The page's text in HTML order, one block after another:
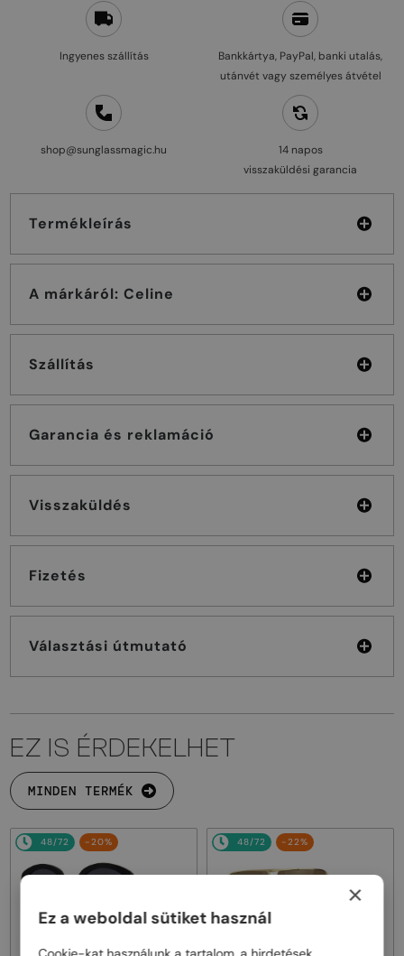
Ingyenes szállítás
Bankkártya, PayPal, banki utalás,
utánvét vagy személyes átvétel
shop@sunglassmagic.hu
14 napos
visszaküldési garancia
Termékleírás
A márkáról: Celine
Szállítás
Garancia és reklamáció
Visszaküldés
Fizetés
Választási útmutató
EZ IS ÉRDEKELHET
MINDEN TERMÉK
48/72 -20% 48/72 -22%
×
Ez a weboldal sütiket használ